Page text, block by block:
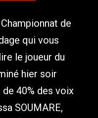
de
qui vous
le joueur du
hier soir
de 40% des voix
SOUMARE,